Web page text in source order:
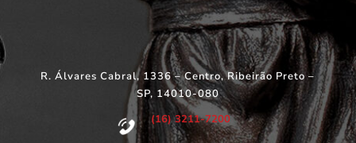
R. Álvares Cabral, 1336 – Centro, Ribeirão Preto –
SP, 14010-080
(16) 3211-7200